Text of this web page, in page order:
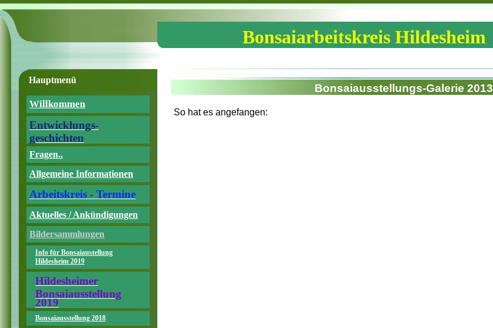
Bonsaiarbeitskreis Hildesheim
Hauptmenü
Willkommen
Entwicklungs-
geschichten
Fragen..
Allgemeine Informationen
Arbeitskreis - Termine
Aktuelles / Ankündigungen
Bildersammlungen
Info für Bonsaiaustellung
Hildesheim 2019
Hildesheimer
Bonsaiausstellung
2019
Bonsaiausstellung 2018
Bonsaiausstellungs-Galerie 2013
So hat es angefangen: